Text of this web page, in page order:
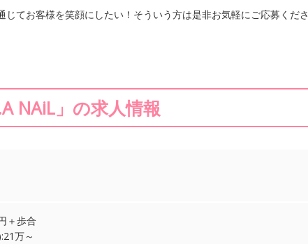
てお客様を笑顔にしたい！そういう方は是非お気軽にご応募くだ
NAiL」の求人情報
＋歩合
万～